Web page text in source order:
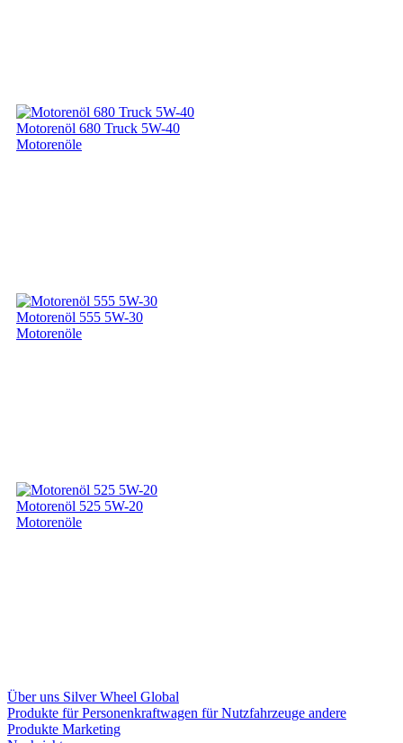
Motorenöl 680 Truck 5W-40
Motorenöle
Motorenöl 555 5W-30
Motorenöle
Motorenöl 525 5W-20
Motorenöle
Über uns Silver Wheel Global
Produkte für Personenkraftwagen für Nutzfahrzeuge andere
Produkte Marketing